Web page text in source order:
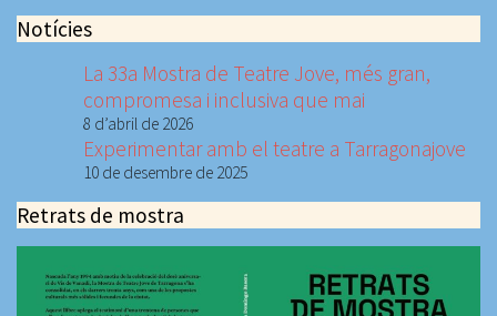
Notícies
La 33a Mostra de Teatre Jove, més gran,
compromesa i inclusiva que mai
8 d’abril de 2026
Experimentar amb el teatre a Tarragonajove
10 de desembre de 2025
Retrats de mostra